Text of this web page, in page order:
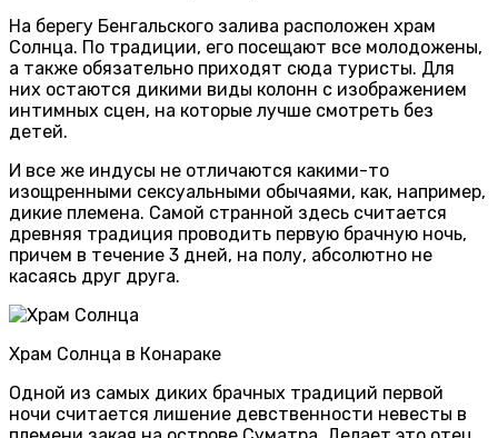
На берегу Бенгальского залива расположен храм
Солнца. По традиции, его посещают все молодожены,
а также обязательно приходят сюда туристы. Для
них остаются дикими виды колонн с изображением
интимных сцен, на которые лучше смотреть без
детей.
И все же индусы не отличаются какими-то
изощренными сексуальными обычаями, как, например,
дикие племена. Самой странной здесь считается
древняя традиция проводить первую брачную ночь,
причем в течение 3 дней, на полу, абсолютно не
касаясь друг друга.
Храм Солнца в Конараке
Одной из самых диких брачных традиций первой
ночи считается лишение девственности невесты в